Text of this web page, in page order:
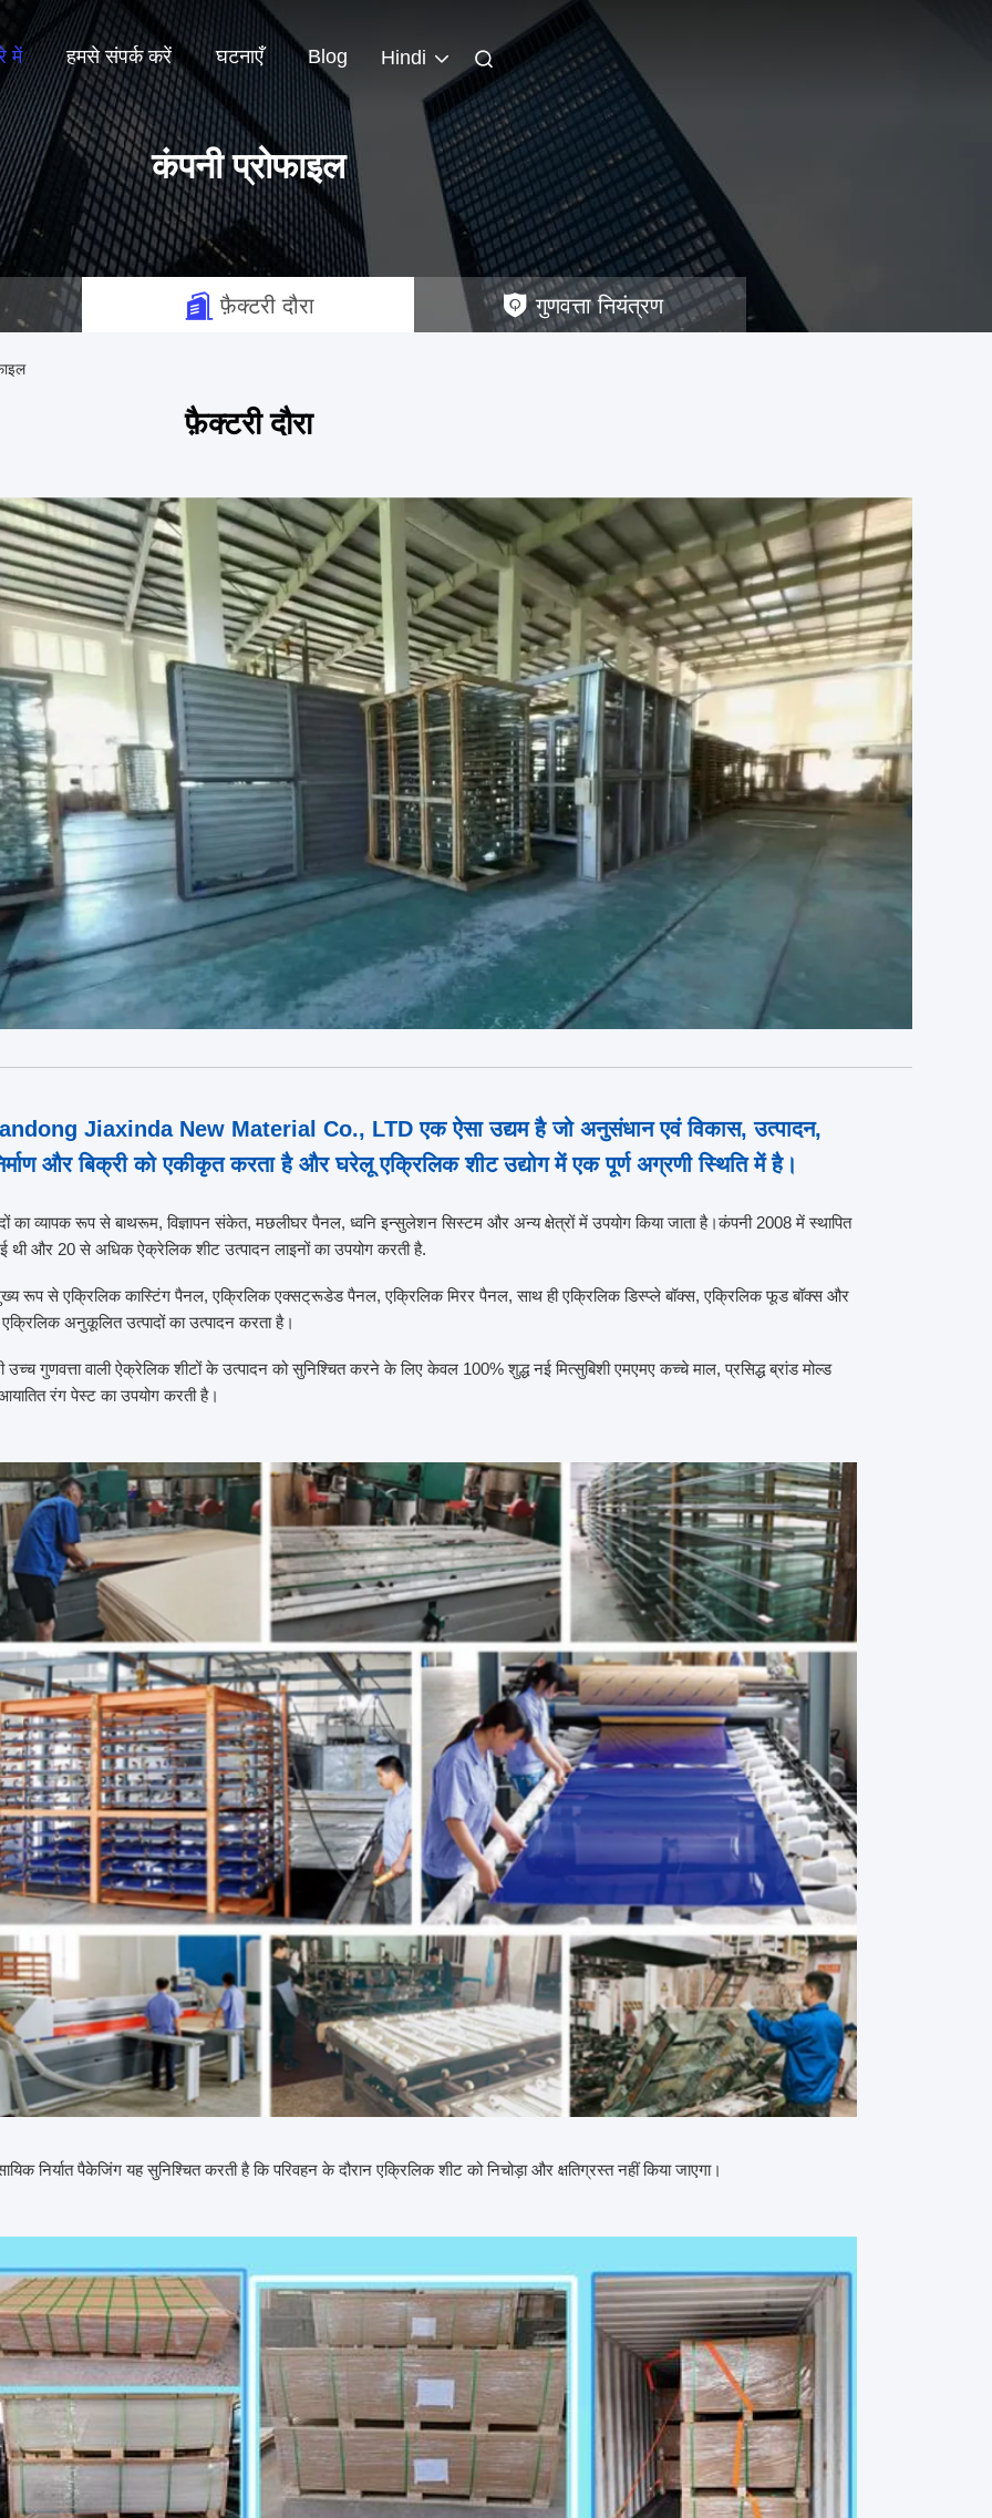
में हमसे संपर्क करें घटनाएँ Blog Hindi
कंपनी प्रोफाइल
फ़ैक्टरी दौरा गुणवत्ता नियंत्रण
फ़ैक्टरी दौरा
Jiaxinda New Material Co., LTD एक ऐसा उद्यम है जो अनुसंधान एवं विकास, उत्पादन,
और बिक्री को एकीकृत करता है और घरेलू एक्रिलिक शीट उद्योग में एक पूर्ण अग्रणी स्थिति में है।
का व्यापक रूप से बाथरूम, विज्ञापन संकेत, मछलीघर पैनल, ध्वनि इन्सुलेशन सिस्टम और अन्य क्षेत्रों में उपयोग किया जाता है।कंपनी 2008 में स्थापित
थी और 20 से अधिक ऐक्रेलिक शीट उत्पादन लाइनों का उपयोग करती है.
रूप से एक्रिलिक कास्टिंग पैनल, एक्रिलिक एक्सट्रूडेड पैनल, एक्रिलिक मिरर पैनल, साथ ही एक्रिलिक डिस्प्ले बॉक्स, एक्रिलिक फूड बॉक्स और
अनुकूलित उत्पादों का उत्पादन करता है।
उच्च गुणवत्ता वाली ऐक्रेलिक शीटों के उत्पादन को सुनिश्चित करने के लिए केवल 100% शुद्ध नई मित्सुबिशी एमएमए कच्चे माल, प्रसिद्ध ब्रांड मोल्ड
रंग पेस्ट का उपयोग करती है।
निर्यात पैकेजिंग यह सुनिश्चित करती है कि परिवहन के दौरान एक्रिलिक शीट को निचोड़ा और क्षतिग्रस्त नहीं किया जाएगा।